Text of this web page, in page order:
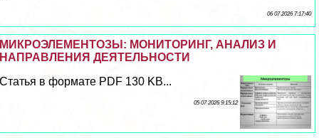
06 07 2026 7:17:40
МИКРОЭЛЕМЕНТОЗЫ: МОНИТОРИНГ, АНАЛИЗ И
НАПРАВЛЕНИЯ ДЕЯТЕЛЬНОСТИ
Статья в формате PDF 130 KB...
05 07 2026 9:15:12